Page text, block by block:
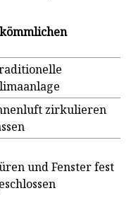
zirkulieren
und Fenster fest